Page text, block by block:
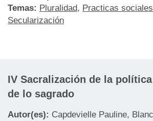
Temas: Pluralidad, Practicas
Secularización
IV Sacralización de la
de lo sagrado
Autor(es): Capdevielle Pauline,